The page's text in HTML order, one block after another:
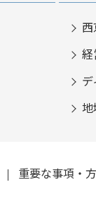
重要な事項・